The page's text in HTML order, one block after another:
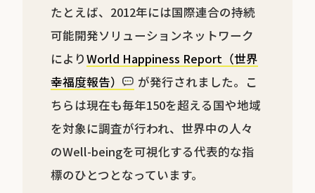
たとえば、2012年には国際連合の持続
可能開発ソリューションネットワーク
によりWorld Happiness Report（世界
幸福度報告）
が発行されました。こ
ちらは現在も毎年150を超える国や地域
を対象に調査が行われ、世界中の人々
のWell-beingを可視化する代表的な指
標のひとつとなっています。